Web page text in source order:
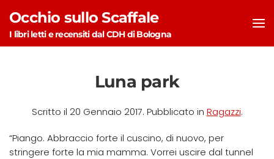
Skip to main content
Occhio sullo Scaffale
I libri letti e recensiti dal CDH di Bologna
Luna park
Scritto il 20 Gennaio 2017. Pubblicato in Ragazzi.
“Piango. Abbraccio forte il cuscino, di nuovo, per
stringere forte la mia mamma. Vorrei uscire dal tunnel